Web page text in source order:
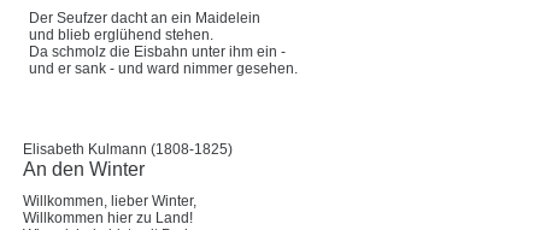
Der Seufzer dacht an ein Maidelein
und blieb erglühend stehen.
Da schmolz die Eisbahn unter ihm ein -
und er sank - und ward nimmer gesehen.
Elisabeth Kulmann (1808-1825)
An den Winter
Willkommen, lieber Winter,
Willkommen hier zu Land!